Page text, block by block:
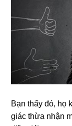
Bạn thấy đó, họ
giác thừa nhận